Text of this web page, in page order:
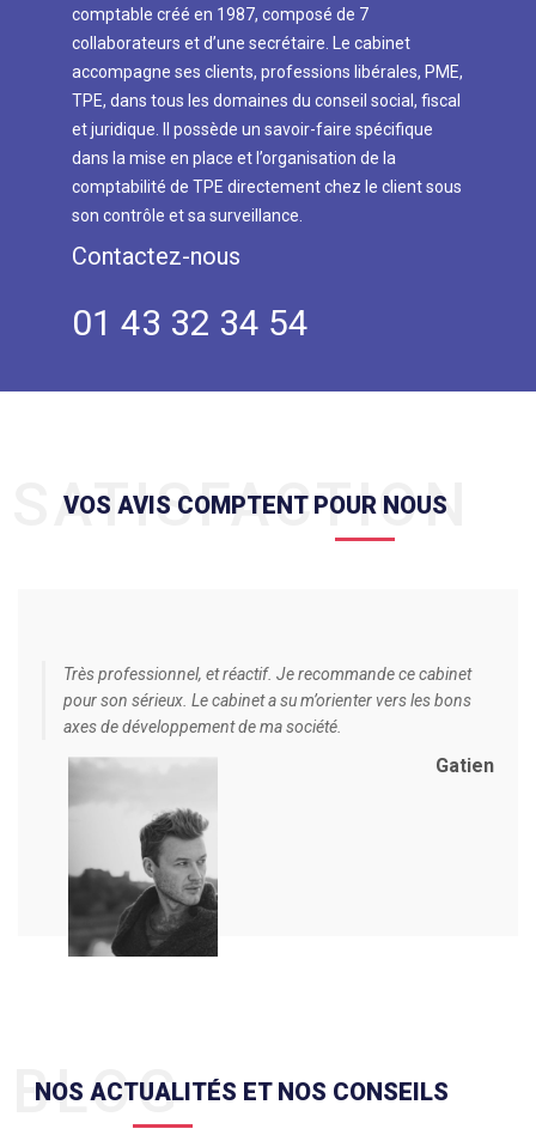
comptable créé en 1987, composé de 7
collaborateurs et d’une secrétaire. Le cabinet
accompagne ses clients, professions libérales, PME,
TPE, dans tous les domaines du conseil social, fiscal
et juridique. Il possède un savoir-faire spécifique
dans la mise en place et l’organisation de la
comptabilité de TPE directement chez le client sous
son contrôle et sa surveillance.
Contactez-nous
01 43 32 34 54
SATISFACTION
VOS AVIS COMPTENT POUR NOUS
Très professionnel, et réactif. Je recommande ce cabinet
pour son sérieux. Le cabinet a su m’orienter vers les bons
axes de développement de ma société.
Gatien
BLOG
NOS ACTUALITÉS ET NOS CONSEILS